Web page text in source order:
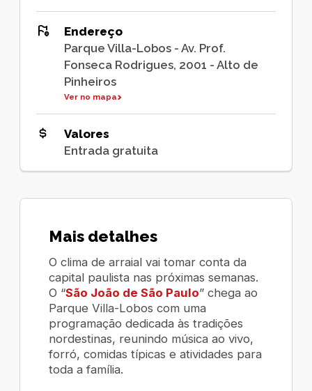
Endereço
Parque Villa-Lobos - Av. Prof.
Fonseca Rodrigues, 2001 - Alto de
Pinheiros
Ver no mapa
Valores
Entrada gratuita
Mais detalhes
O clima de arraial vai tomar conta da
capital paulista nas próximas semanas.
O “São João de São Paulo” chega ao
Parque Villa-Lobos com uma
programação dedicada às tradições
nordestinas, reunindo música ao vivo,
forró, comidas típicas e atividades para
toda a família.